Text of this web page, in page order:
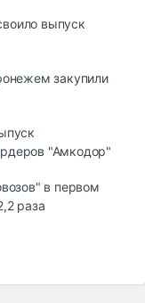
выпуск
закупили
"Амкодор"
в первом
раза